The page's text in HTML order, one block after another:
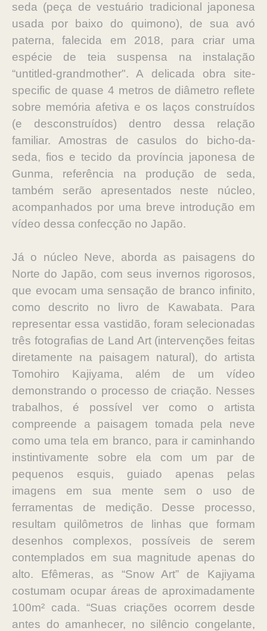
seda (peça de vestuário tradicional japonesa
usada por baixo do quimono), de sua avó
paterna, falecida em 2018, para criar uma
espécie de teia suspensa na instalação
“untitled-grandmother". A delicada obra site-
specific de quase 4 metros de diâmetro reflete
sobre memória afetiva e os laços construídos
(e desconstruídos) dentro dessa relação
familiar. Amostras de casulos do bicho-da-
seda, fios e tecido da província japonesa de
Gunma, referência na produção de seda,
também serão apresentados neste núcleo,
acompanhados por uma breve introdução em
vídeo dessa confecção no Japão.
Já o núcleo Neve, aborda as paisagens do
Norte do Japão, com seus invernos rigorosos,
que evocam uma sensação de branco infinito,
como descrito no livro de Kawabata. Para
representar essa vastidão, foram selecionadas
três fotografias de Land Art (intervenções feitas
diretamente na paisagem natural), do artista
Tomohiro Kajiyama, além de um vídeo
demonstrando o processo de criação. Nesses
trabalhos, é possível ver como o artista
compreende a paisagem tomada pela neve
como uma tela em branco, para ir caminhando
instintivamente sobre ela com um par de
pequenos esquis, guiado apenas pelas
imagens em sua mente sem o uso de
ferramentas de medição. Desse processo,
resultam quilômetros de linhas que formam
desenhos complexos, possíveis de serem
contemplados em sua magnitude apenas do
alto. Efêmeras, as “Snow Art” de Kajiyama
costumam ocupar áreas de aproximadamente
100m² cada. “Suas criações ocorrem desde
antes do amanhecer, no silêncio congelante,